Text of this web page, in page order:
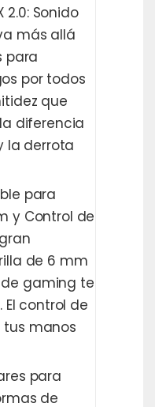
2.0: Sonido
más allá
para
por todos
que
diferencia
la derrota
para
y Control de
de 6 mm
gaming te
control de
manos
para
de